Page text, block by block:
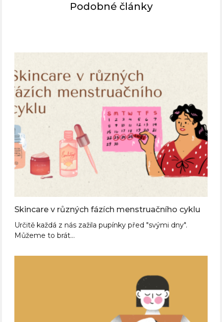
Podobné články
Skincare v různých fázích menstruačního cyklu
Určitě každá z nás zažila pupínky před "svými dny".
Můžeme to brát…